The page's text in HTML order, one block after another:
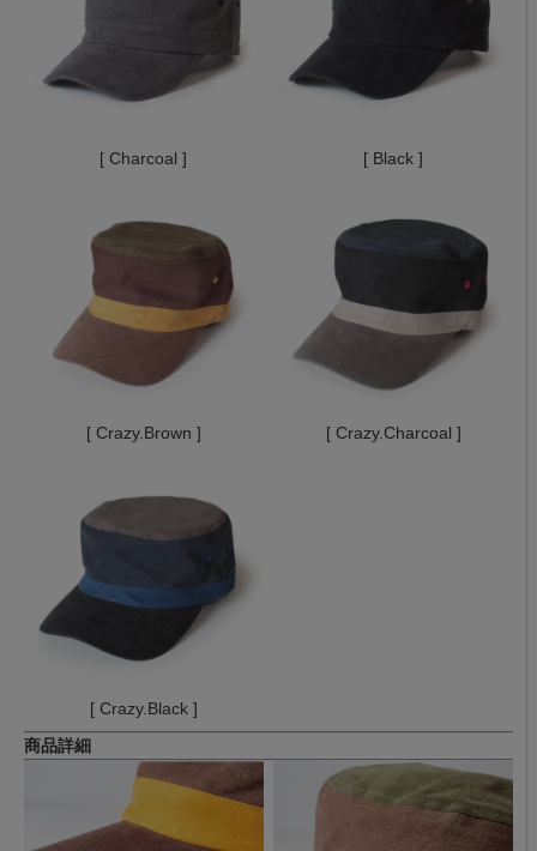
[ Charcoal ] [ Black ]
[ Crazy.Brown ] [ Crazy.Charcoal ]
[ Crazy.Black ]
商品詳細